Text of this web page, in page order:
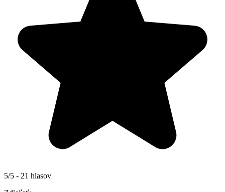
5/5 - 21 hlasov